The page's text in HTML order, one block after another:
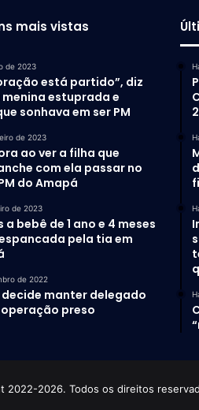
mais vistas
de 2023
está partido”, diz
menina estuprada e
sonhava em ser PM
de 2023
ao ver a filha que
com ela passar no
do Amapá
de 2023
a bebê de 1 ano e 4 meses
pela tia em
de 2022
manter delegado
preso
2022-2026. Todos os direitos